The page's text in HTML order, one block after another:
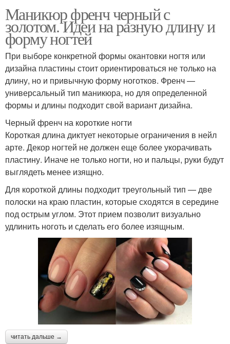
Маникюр френч черный с
золотом. Идеи на разную длину и
форму ногтей
При выборе конкретной формы окантовки ногтя или
дизайна пластины стоит ориентироваться не только на
длину, но и привычную форму ноготков. Френч —
универсальный тип маникюра, но для определенной
формы и длины подходит свой вариант дизайна.
Черный френч на короткие ногти
Короткая длина диктует некоторые ограничения в нейл
арте. Декор ногтей не должен еще более укорачивать
пластину. Иначе не только ногти, но и пальцы, руки будут
выглядеть менее изящно.
Для короткой длины подходит треугольный тип — две
полоски на краю пластин, которые сходятся в середине
под острым углом. Этот прием позволит визуально
удлинить ноготь и сделать его более изящным.
читать дальше →